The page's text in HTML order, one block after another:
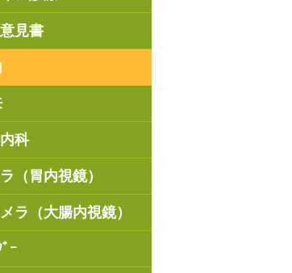
見書
科
（胃内視鏡）
ラ（大腸内視鏡）
ｰ